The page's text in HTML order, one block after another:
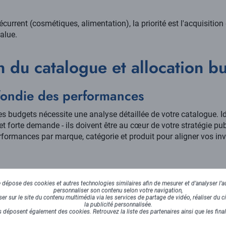
(cosmétiques, alimentation), la priorité est
du catalogue et allocation
des performances
budgets nécessite une analyse détaillée de votre catalogue.
forte demande - ils doivent être au cœur de votre stratégie
par marque, catégorie et produit pour aligner vos
des inadéquations entre la contribution d'une catégorie au
si une gamme génère 60% de votre marge mais ne
s'impose.
des cookies et autres technologies similaires afin de mesurer et d’analyser
personnaliser son contenu selon votre navigation,
sur le site du contenu multimédia via les services de partage de vidéo, réaliser du
la publicité personnalisée.
déposent également des cookies. Retrouvez la liste des partenaires ainsi que les